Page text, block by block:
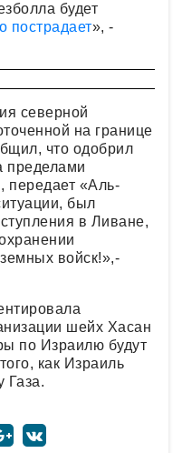
будет
пострадает», -
северной
на границе
что одобрил
пределами
передает «Аль-
был
в Ливане,
войск!»,-
шейх Хасан
по Израилю будут
как Израиль
Газа.